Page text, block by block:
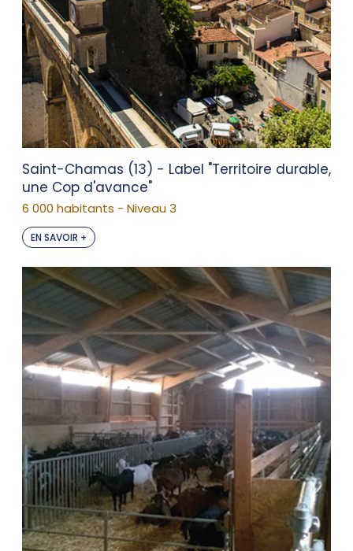
Saint-Chamas (13) - Label "Territoire durable,
une Cop d'avance"
6 000 habitants - Niveau 3
EN SAVOIR +